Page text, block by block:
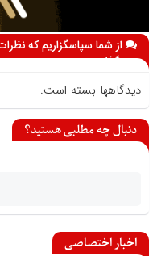
از شما سپاسگزاریم که
می گذارید
دیدگاهها بسته است.
دنبال چه مطلبی هستید؟
اخبار اختصاصی